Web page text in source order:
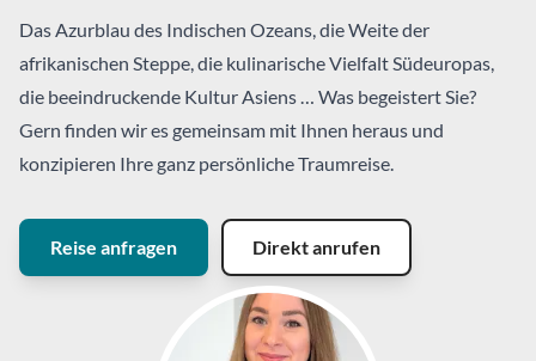
Das Azurblau des Indischen Ozeans, die Weite der
afrikanischen Steppe, die kulinarische Vielfalt Südeuropas,
die beeindruckende Kultur Asiens … Was begeistert Sie?
Gern finden wir es gemeinsam mit Ihnen heraus und
konzipieren Ihre ganz persönliche Traumreise.
Reise anfragen Direkt anrufen